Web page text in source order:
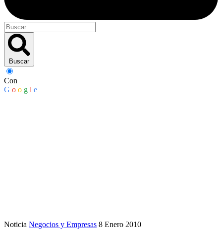
Buscar
Con
G o o g l e
Noticia Negocios y Empresas 8 Enero 2010